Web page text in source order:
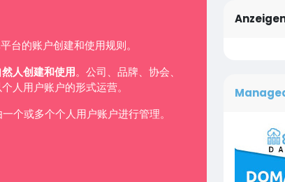
台的账户创建和使用规则。
人创建和使用。公司、品牌、协会、
人用户账户的形式运营。
个或多个个人用户账户进行管理。